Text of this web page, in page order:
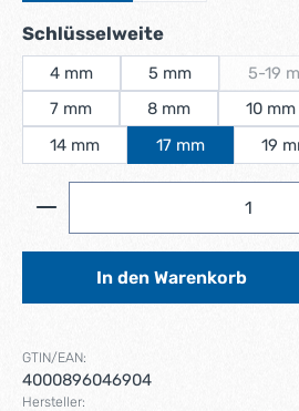
Schlüsselweiteauswählen
4 mm 5 mm 5-19
7 mm
8 mm 10 mm
14 mm
17 mm 19
Produkt Anzahl: Gib den
In den Warenkorb
GTIN/EAN:
4000896046904
Hersteller: